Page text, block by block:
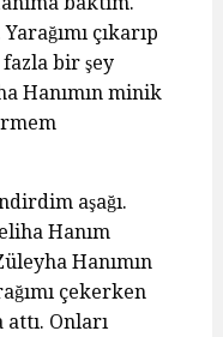
çıkarıp
bir şey
Hanımın minik
aşağı.
Hanım
Hanımın
çekerken
Onları